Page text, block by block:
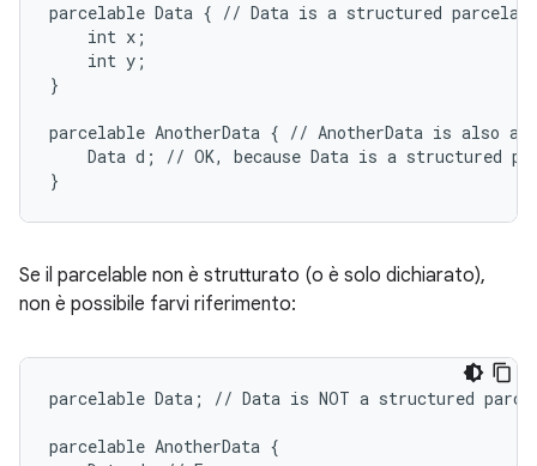
parcelable Data { // Data is a structured
    int x;
    int y;
}
parcelable AnotherData { // AnotherData is also a
Data d; // OK, because Data is a structured
Se il parcelable non è strutturato (o è solo dichiarato),
non è possibile farvi riferimento:
parcelable Data; // Data is NOT a structured
parcelable AnotherData {